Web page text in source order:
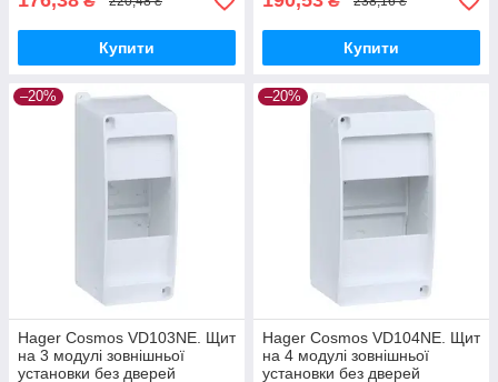
Купити Купити
–20%
Hager Cosmos VD103NE. Щит
на 3 модулі зовнішньої
установки без дверей
–20%
Hager Cosmos VD104NE. Щит
на 4 модулі зовнішньої
установки без дверей